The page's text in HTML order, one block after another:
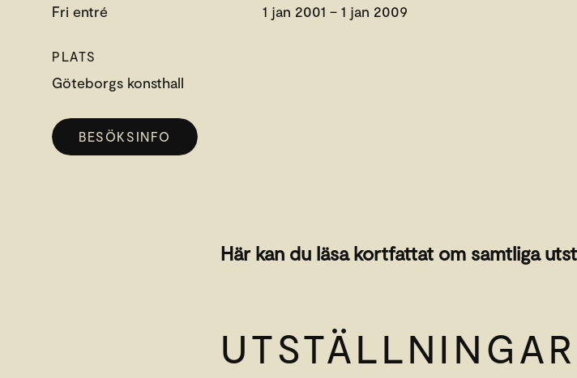
Fri entré 1 jan 2001 – 1 jan 2009
PLATS
Göteborgs konsthall
BESÖKSINFO
Här kan du läsa kortfattat om samtliga